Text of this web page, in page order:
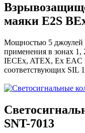
маяки E2S
Мощностью 5 джоулей
применения в зонах
IECEx, ATEX, Ex EAC
соответствующих SIL
SNT-7013